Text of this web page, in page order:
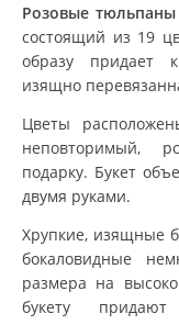
Розовые
состоящий из 19
образу придает
изящно
Цветы
неповторимый,
подарку. Букет
двумя руками.
Хрупкие, изящные
бокаловидные
размера на
букету